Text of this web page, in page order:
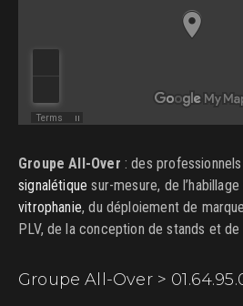
Groupe All-Over : des professionnels
signalétique sur-mesure, de
vitrophanie, du déploiement de
PLV, de la conception de stands et
Groupe All-Over >